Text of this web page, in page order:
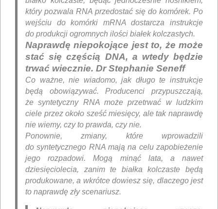
który pozwala RNA przedostać się do komórek. Po
wejściu do komórki mRNA dostarcza instrukcje
do produkcji ogromnych ilości białek kolczastych.
Naprawdę niepokojące jest to, że może
stać się częścią DNA, a wtedy będzie
trwać wiecznie. Dr Stephanie Seneff
Co ważne, nie wiadomo, jak długo te instrukcje
będą obowiązywać. Producenci przypuszczają,
że syntetyczny RNA może przetrwać w ludzkim
ciele przez około sześć miesięcy, ale tak naprawdę
nie wiemy, czy to prawda, czy nie.
Ponownie, zmiany, które wprowadzili
do syntetycznego RNA mają na celu zapobieżenie
jego rozpadowi. Mogą minąć lata, a nawet
dziesięciolecia, zanim te białka kolczaste będą
produkowane, a wkrótce dowiesz się, dlaczego jest
to naprawdę zły scenariusz.